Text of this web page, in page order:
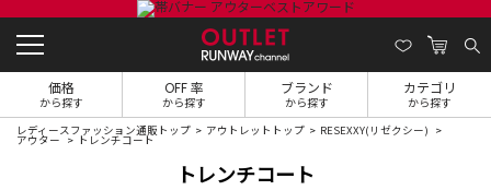
価格
から探す
OFF 率
から探す
ブランド
から探す
カテゴリ
から探す
レディースファッション通販トップ アウトレットトップ RESEXXY(リゼクシー)
アウター トレンチコート
トレンチコート